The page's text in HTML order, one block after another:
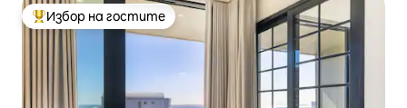
Най-популярен избор на гостите
Избор на гостите